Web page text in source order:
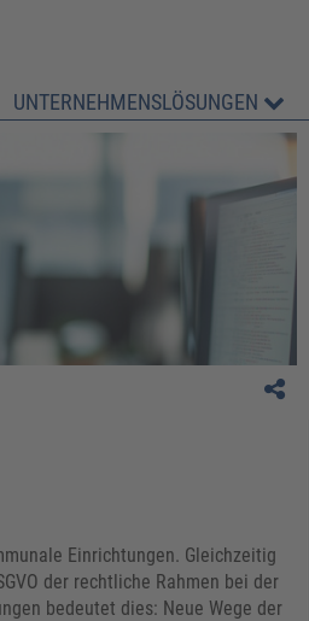
UNTERNEHMENSLÖSUNGEN
Einrichtungen. Gleichzeitig
der rechtliche Rahmen bei der
bedeutet dies: Neue Wege der
Stadt Husum - Ordnungsamt